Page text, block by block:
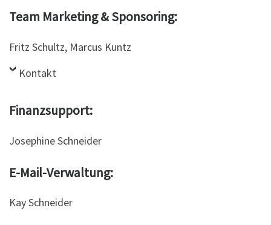
Team Marketing & Sponsoring:
Fritz Schultz, Marcus Kuntz
Kontakt
Finanzsupport:
Josephine Schneider
E-Mail-Verwaltung:
Kay Schneider